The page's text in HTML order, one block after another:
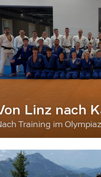
Linz nach
Training im